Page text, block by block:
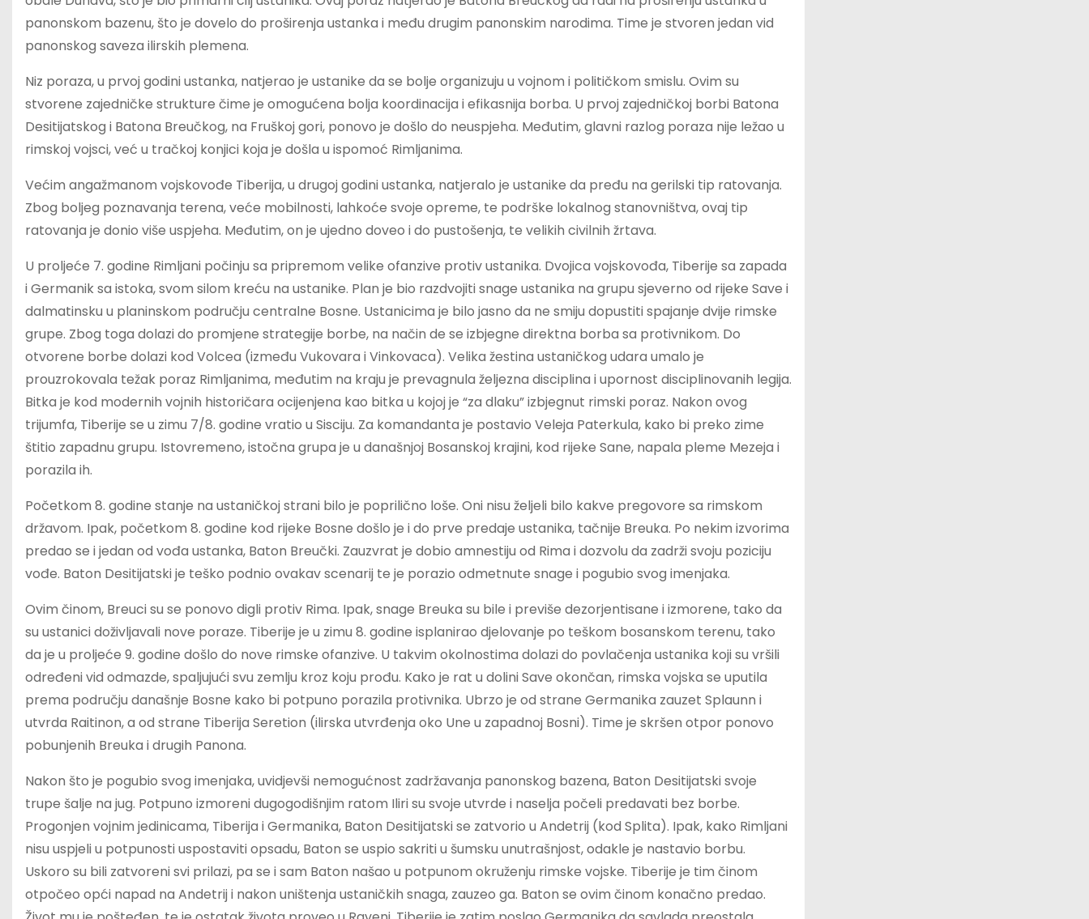
panonskom bazenu, što je dovelo do proširenja ustanka i među drugim panonskim narodima. Time je stvoren jedan vid
panonskog saveza ilirskih plemena.
Niz poraza, u prvoj godini ustanka, natjerao je ustanike da se bolje organizuju u vojnom i političkom smislu. Ovim su
stvorene zajedničke strukture čime je omogućena bolja koordinacija i efikasnija borba. U prvoj zajedničkoj borbi Batona
Desitijatskog i Batona Breučkog, na Fruškoj gori, ponovo je došlo do neuspjeha. Međutim, glavni razlog poraza nije ležao u
rimskoj vojsci, već u tračkoj konjici koja je došla u ispomoć Rimljanima.
Većim angažmanom vojskovođe Tiberija, u drugoj godini ustanka, natjeralo je ustanike da pređu na gerilski tip ratovanja.
Zbog boljeg poznavanja terena, veće mobilnosti, lahkoće svoje opreme, te podrške lokalnog stanovništva, ovaj tip
ratovanja je donio više uspjeha. Međutim, on je ujedno doveo i do pustošenja, te velikih civilnih žrtava.
U proljeće 7. godine Rimljani počinju sa pripremom velike ofanzive protiv ustanika. Dvojica vojskovođa, Tiberije sa zapada
i Germanik sa istoka, svom silom kreću na ustanike. Plan je bio razdvojiti snage ustanika na grupu sjeverno od rijeke Save i
dalmatinsku u planinskom području centralne Bosne. Ustanicima je bilo jasno da ne smiju dopustiti spajanje dvije rimske
grupe. Zbog toga dolazi do promjene strategije borbe, na način de se izbjegne direktna borba sa protivnikom. Do
otvorene borbe dolazi kod Volcea (između Vukovara i Vinkovaca). Velika žestina ustaničkog udara umalo je
prouzrokovala težak poraz Rimljanima, međutim na kraju je prevagnula željezna disciplina i upornost disciplinovanih legija.
Bitka je kod modernih vojnih historičara ocijenjena kao bitka u kojoj je “za dlaku” izbjegnut rimski poraz. Nakon ovog
trijumfa, Tiberije se u zimu 7/8. godine vratio u Sisciju. Za komandanta je postavio Veleja Paterkula, kako bi preko zime
štitio zapadnu grupu. Istovremeno, istočna grupa je u današnjoj Bosanskoj krajini, kod rijeke Sane, napala pleme Mezeja i
porazila ih.
Početkom 8. godine stanje na ustaničkoj strani bilo je poprilično loše. Oni nisu željeli bilo kakve pregovore sa rimskom
državom. Ipak, početkom 8. godine kod rijeke Bosne došlo je i do prve predaje ustanika, tačnije Breuka. Po nekim izvorima
predao se i jedan od vođa ustanka, Baton Breučki. Zauzvrat je dobio amnestiju od Rima i dozvolu da zadrži svoju poziciju
vođe. Baton Desitijatski je teško podnio ovakav scenarij te je porazio odmetnute snage i pogubio svog imenjaka.
Ovim činom, Breuci su se ponovo digli protiv Rima. Ipak, snage Breuka su bile i previše dezorjentisane i izmorene, tako da
su ustanici doživljavali nove poraze. Tiberije je u zimu 8. godine isplanirao djelovanje po teškom bosanskom terenu, tako
da je u proljeće 9. godine došlo do nove rimske ofanzive. U takvim okolnostima dolazi do povlačenja ustanika koji su vršili
određeni vid odmazde, spaljujući svu zemlju kroz koju prođu. Kako je rat u dolini Save okončan, rimska vojska se uputila
prema području današnje Bosne kako bi potpuno porazila protivnika. Ubrzo je od strane Germanika zauzet Splaunn i
utvrda Raitinon, a od strane Tiberija Seretion (ilirska utvrđenja oko Une u zapadnoj Bosni). Time je skršen otpor ponovo
pobunjenih Breuka i drugih Panona.
Nakon što je pogubio svog imenjaka, uvidjevši nemogućnost zadržavanja panonskog bazena, Baton Desitijatski svoje
trupe šalje na jug. Potpuno izmoreni dugogodišnjim ratom Iliri su svoje utvrde i naselja počeli predavati bez borbe.
Progonjen vojnim jedinicama, Tiberija i Germanika, Baton Desitijatski se zatvorio u Andetrij (kod Splita). Ipak, kako Rimljani
nisu uspjeli u potpunosti uspostaviti opsadu, Baton se uspio sakriti u šumsku unutrašnjost, odakle je nastavio borbu.
Uskoro su bili zatvoreni svi prilazi, pa se i sam Baton našao u potpunom okruženju rimske vojske. Tiberije je tim činom
otpočeo opći napad na Andetrij i nakon uništenja ustaničkih snaga, zauzeo ga. Baton se ovim činom konačno predao.